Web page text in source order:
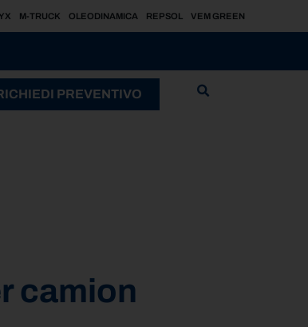
M-TRUCK OLEODINAMICA REPSOL VEM GREEN
PREVENTIVO
camion